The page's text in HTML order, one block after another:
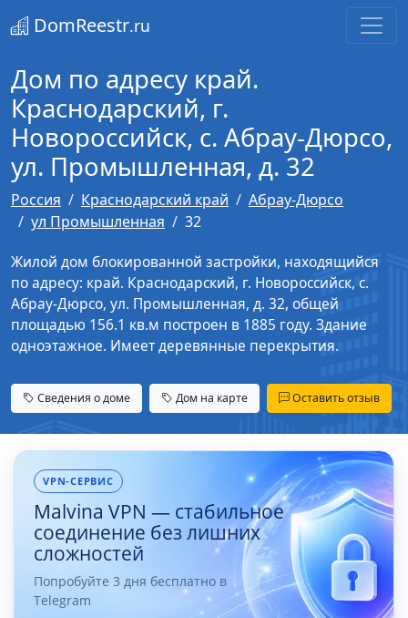
DomReestr.ru
Дом по адресу край.
Краснодарский, г.
Новороссийск, с. Абрау-Дюрсо,
ул. Промышленная, д. 32
Россия Краснодарский край
Абрау-Дюрсо
ул Промышленная
32
Жилой дом блокированной застройки, находящийся
по адресу: край. Краснодарский, г. Новороссийск, с.
Абрау-Дюрсо, ул. Промышленная, д. 32, общей
площадью 156.1 кв.м построен в 1885 году. Здание
одноэтажное. Имеет деревянные перекрытия.
Сведения о доме Дом на карте Оставить отзыв
VPN-СЕРВИС
Malvina VPN — стабильное
соединение без лишних
сложностей
Попробуйте 3 дня бесплатно в
Telegram